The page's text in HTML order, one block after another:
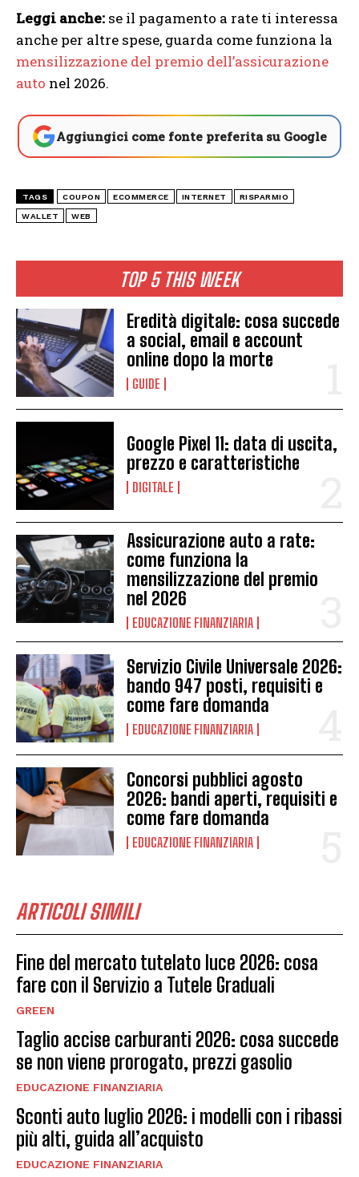
TOP 5 THIS WEEK
Eredità digitale: cosa succede
a social, email e account
online dopo la morte
GUIDE
Google Pixel 11: data di uscita,
prezzo e caratteristiche
DIGITALE
Assicurazione auto a rate:
come funziona la
mensilizzazione del premio
nel 2026
EDUCAZIONE FINANZIARIA
Servizio Civile Universale 2026:
bando 947 posti, requisiti e
come fare domanda
EDUCAZIONE FINANZIARIA
Concorsi pubblici agosto
2026: bandi aperti, requisiti e
come fare domanda
EDUCAZIONE FINANZIARIA
ARTICOLI SIMILI
Fine del mercato tutelato luce 2026: cosa
fare con il Servizio a Tutele Graduali
GREEN
Taglio accise carburanti 2026: cosa succede
se non viene prorogato, prezzi gasolio
EDUCAZIONE FINANZIARIA
Sconti auto luglio 2026: i modelli con i ribassi
più alti, guida all’acquisto
EDUCAZIONE FINANZIARIA
Leggi anche: se il pagamento a rate ti interessa
anche per altre spese, guarda come funziona la
mensilizzazione del premio dell’assicurazione
auto nel 2026.
Aggiungici come fonte preferita su Google
TAGS COUPON ECOMMERCE INTERNET RISPARMIO
WALLET WEB